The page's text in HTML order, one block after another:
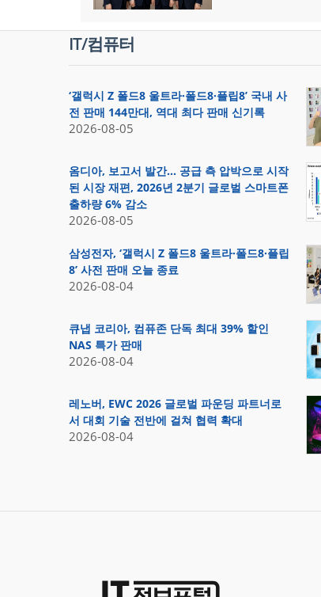
IT/컴퓨터
‘갤럭시 Z 폴드8 울트라·폴드8·플립8’ 국내 사
전 판매 144만대, 역대 최다 판매 신기록
2026-08-05
옴디아, 보고서 발간… 공급 측 압박으로 시작
된 시장 재편, 2026년 2분기 글로벌 스마트폰
출하량 6% 감소
2026-08-05
삼성전자, ‘갤럭시 Z 폴드8 울트라·폴드8·플립
8’ 사전 판매 오늘 종료
2026-08-04
큐냅 코리아, 컴퓨존 단독 최대 39% 할인
NAS 특가 판매
2026-08-04
레노버, EWC 2026 글로벌 파운딩 파트너로
서 대회 기술 전반에 걸쳐 협력 확대
2026-08-04